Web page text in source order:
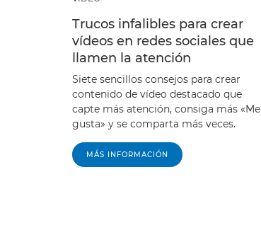
Trucos infalibles para crear
vídeos en redes sociales que
llamen la atención
Siete sencillos consejos para crear
contenido de vídeo destacado que
capte más atención, consiga más «Me
gusta» y se comparta más veces.
MÁS INFORMACIÓN